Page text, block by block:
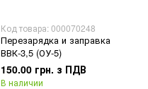
Код товара: 000070248
Перезарядка и заправка
ВВК-3,5 (ОУ-5)
150.00 грн. з ПДВ
В наличии